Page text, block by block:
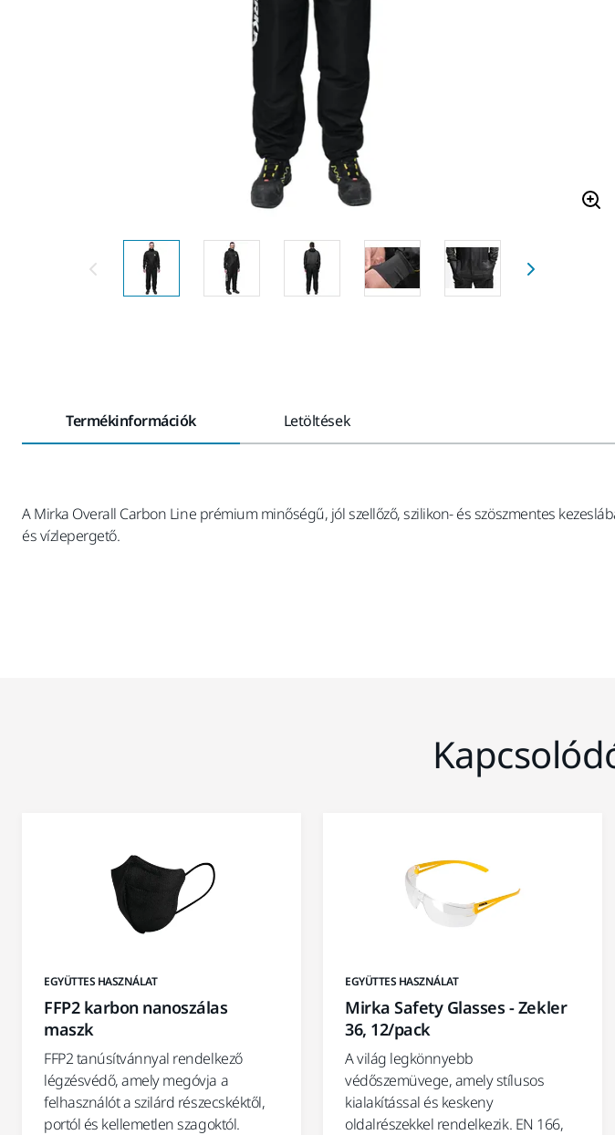
Termékinformációk Letöltések
A Mirka Overall Carbon Line prémium minőségű, jól szellőző, szilikon- és szöszmentes
és vízlepergető.
EGYÜTTES HASZNÁLAT
FFP2 karbon nanoszálas
maszk
FFP2 tanúsítvánnyal rendelkező
légzésvédő, amely megóvja a
felhasználót a szilárd részecskéktől,
portól és kellemetlen szagoktól.
EGYÜTTES HASZNÁLAT
Mirka Safety Glasses - Zekler
36, 12/pack
A világ legkönnyebb
védőszemüvege, amely stílusos
kialakítással és keskeny
oldalrészekkel rendelkezik. EN 166,